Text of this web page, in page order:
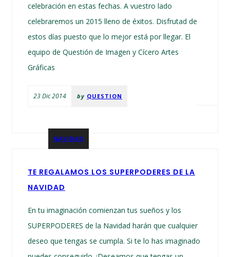
celebración en estas fechas. A vuestro lado
celebraremos un 2015 lleno de éxitos. Disfrutad de
estos días puesto que lo mejor está por llegar. El
equipo de Questión de Imagen y Cícero Artes
Gráficas
23 Dic 2014 by QUESTION
NAVIDAD
TE REGALAMOS LOS SUPERPODERES DE LA
NAVIDAD
En tu imaginación comienzan tus sueños y los
SUPERPODERES de la Navidad harán que cualquier
deseo que tengas se cumpla. Si te lo has imaginado